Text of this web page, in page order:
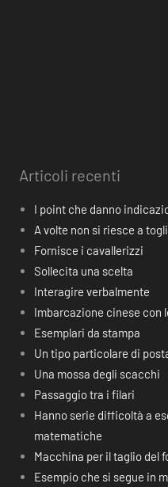
Articoli recenti
I point che danno
A volte non si riesce a
Fornisce i cavallerizzi
Sollecita una scelta
Interagire verbalmente
Imbarcazione cinese con
Esemplari da stampa
Un tipo particolare di
Una mossa degli scacchi
Passaggio tra i filari
Hanno serie difficoltà a
matematiche
Macchina per il taglio del
Esempio che si segue in